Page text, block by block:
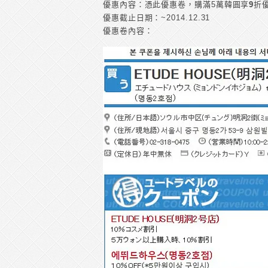
優惠內容：憑此優惠卷，購滿5萬韓圓享9折
優惠截止日期：~2014.12.31
優惠卷內容：